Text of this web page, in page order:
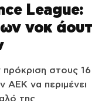
League:
νοκ άουτ
στους 16
ΑΕΚ να περιμένει
της